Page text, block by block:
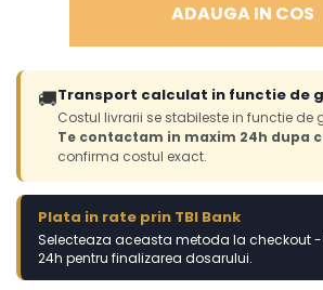
ADAUGA IN COS
🚚Transport calculat in functie de
Costul livrarii se stabileste in functie de
Te contactam in maxim 24h dupa
confirma costul exact.
Plata in rate prin TBI Bank
Selecteaza aceasta metoda la checkout
24h pentru finalizarea dosarului.